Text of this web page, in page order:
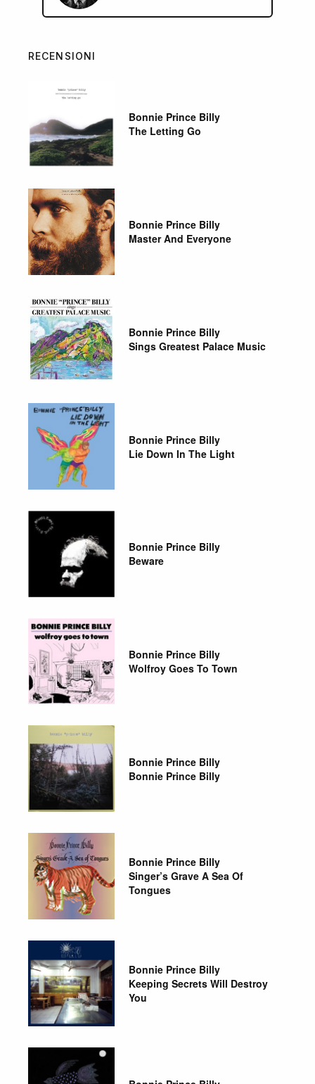
RECENSIONI
Bonnie Prince Billy
The Letting Go
Bonnie Prince Billy
Master And Everyone
Bonnie Prince Billy
Sings Greatest Palace Music
Bonnie Prince Billy
Lie Down In The Light
Bonnie Prince Billy
Beware
Bonnie Prince Billy
Wolfroy Goes To Town
Bonnie Prince Billy
Bonnie Prince Billy
Bonnie Prince Billy
Singer’s Grave A Sea Of
Tongues
Bonnie Prince Billy
Keeping Secrets Will Destroy
You